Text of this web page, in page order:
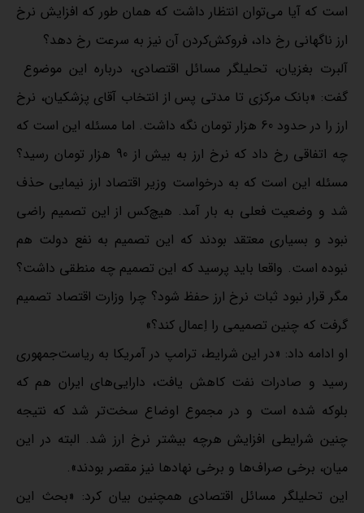
است که آیا می‌توان انتظار داشت که همان طور که افزایش نرخ
ارز ناگهانی رخ داد، فروکش‌کردن آن نیز به سرعت رخ دهد؟
آلبرت بغزیان، تحلیلگر مسائل اقتصادی، درباره این موضوع
گفت: «بانک مرکزی تا مدتی پس از انتخاب آقای پزشکیان، نرخ
ارز را در حدود 60 هزار تومان نگه داشت. اما مسئله این است که
چه اتفاقی رخ داد که نرخ ارز به بیش از 90 هزار تومان رسید؟
مسئله این است که به درخواست وزیر اقتصاد ارز نیمایی حذف
شد و وضعیت فعلی به بار آمد. هیچ‌کس از این تصمیم راضی
نبود و بسیاری معتقد بودند که این تصمیم به نفع دولت هم
نبوده است. واقعا باید پرسید که این تصمیم چه منطقی داشت؟
مگر قرار نبود ثبات نرخ ارز حفظ شود؟ چرا وزارت اقتصاد تصمیم
گرفت که چنین تصمیمی را اِعمال کند؟»
او ادامه داد: «در این شرایط، ترامپ در آمریکا به ریاست‌جمهوری
رسید و صادرات نفت کاهش یافت، دارایی‌های ایران هم که
بلوکه شده است و در مجموع اوضاع سخت‌تر شد که نتیجه
چنین شرایطی افزایش هرچه بیشتر نرخ ارز شد. البته در این
میان، برخی صراف‌ها و برخی نهادها نیز مقصر بودند».
این تحلیلگر مسائل اقتصادی همچنین بیان کرد: «بحث این